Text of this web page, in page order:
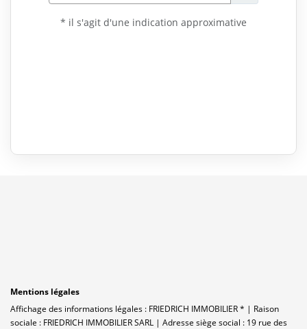
Mentions légales
Affichage des informations légales : FRIEDRICH IMMOBILIER * | Raison
sociale : FRIEDRICH IMMOBILIER SARL | Adresse siège social : 19 rue des